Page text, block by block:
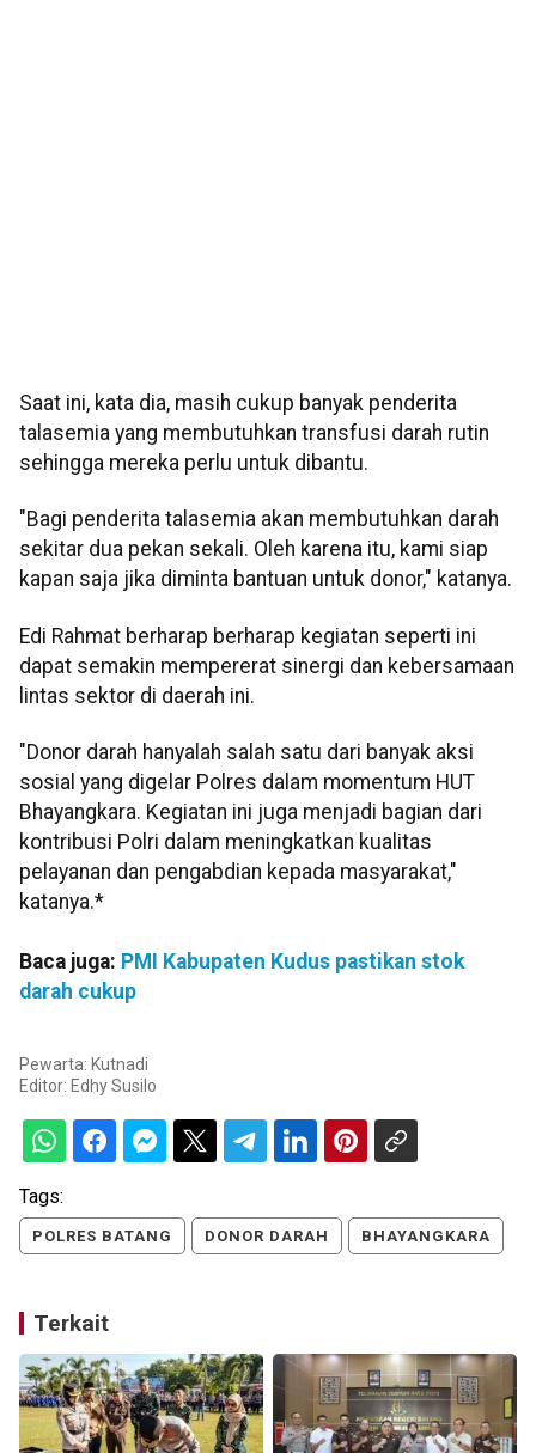
Saat ini, kata dia, masih cukup banyak penderita
talasemia yang membutuhkan transfusi darah rutin
sehingga mereka perlu untuk dibantu.
"Bagi penderita talasemia akan membutuhkan darah
sekitar dua pekan sekali. Oleh karena itu, kami siap
kapan saja jika diminta bantuan untuk donor," katanya.
Edi Rahmat berharap berharap kegiatan seperti ini
dapat semakin mempererat sinergi dan kebersamaan
lintas sektor di daerah ini.
"Donor darah hanyalah salah satu dari banyak aksi
sosial yang digelar Polres dalam momentum HUT
Bhayangkara. Kegiatan ini juga menjadi bagian dari
kontribusi Polri dalam meningkatkan kualitas
pelayanan dan pengabdian kepada masyarakat,"
katanya.*
Baca juga: PMI Kabupaten Kudus pastikan stok
darah cukup
Pewarta: Kutnadi
Editor: Edhy Susilo
Tags:
POLRES BATANG DONOR DARAH BHAYANGKARA
Terkait